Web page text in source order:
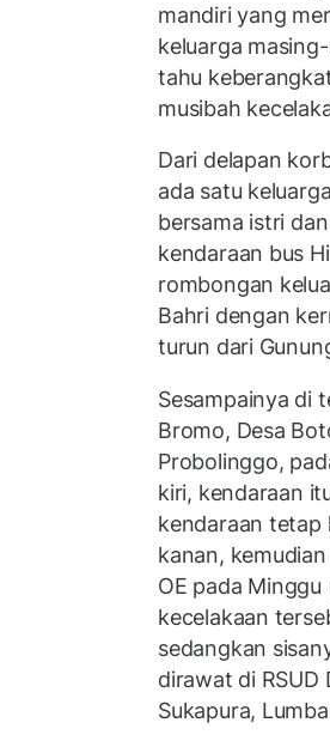
mandiri yang
keluarga
tahu
musibah
Dari delapan
ada satu
bersama istri
kendaraan bus
rombongan
Bahri dengan
turun dari
Sesampainya di
Bromo, Desa
Probolinggo,
kiri, kendaraan
kendaraan tetap
kanan,
OE pada
kecelakaan
sedangkan
dirawat di RSUD
Sukapura,